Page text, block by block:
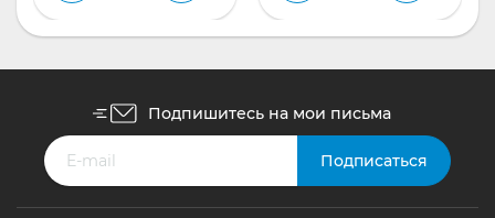
Подпишитесь на мои письма